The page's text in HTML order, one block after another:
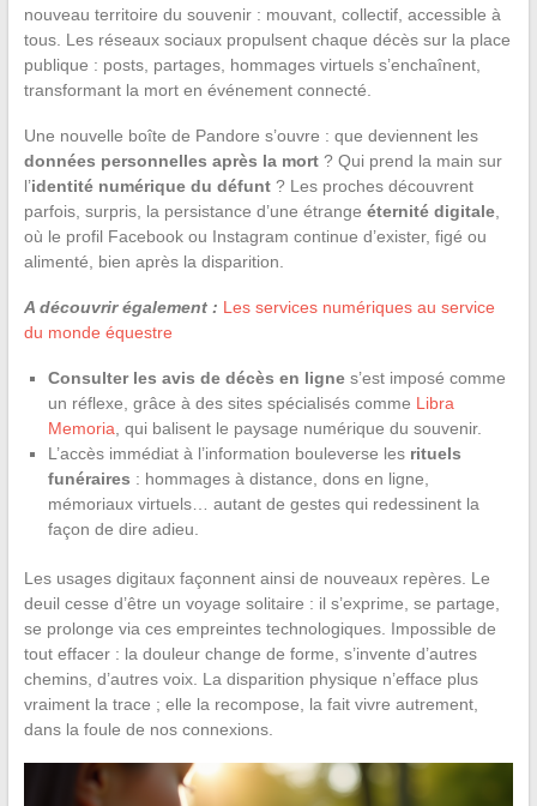
nouveau territoire du souvenir : mouvant, collectif, accessible à
tous. Les réseaux sociaux propulsent chaque décès sur la place
publique : posts, partages, hommages virtuels s’enchaînent,
transformant la mort en événement connecté.
Une nouvelle boîte de Pandore s’ouvre : que deviennent les
données personnelles après la mort? Qui prend la main sur
l’identité numérique du défunt? Les proches découvrent
parfois, surpris, la persistance d’une étrange éternité digitale,
où le profil Facebook ou Instagram continue d’exister, figé ou
alimenté, bien après la disparition.
A découvrir également : Les services numériques au service
du monde équestre
Consulter les avis de décès en lignes’est imposé comme
un réflexe, grâce à des sites spécialisés comme Libra
Memoria , qui balisent le paysage numérique du souvenir.
L’accès immédiat à l’information bouleverse les rituels
funéraires : hommages à distance, dons en ligne,
mémoriaux virtuels… autant de gestes qui redessinent la
façon de dire adieu.
Les usages digitaux façonnent ainsi de nouveaux repères. Le
deuil cesse d’être un voyage solitaire : il s’exprime, se partage,
se prolonge via ces empreintes technologiques. Impossible de
tout effacer : la douleur change de forme, s’invente d’autres
chemins, d’autres voix. La disparition physique n’efface plus
vraiment la trace ; elle la recompose, la fait vivre autrement,
dans la foule de nos connexions.